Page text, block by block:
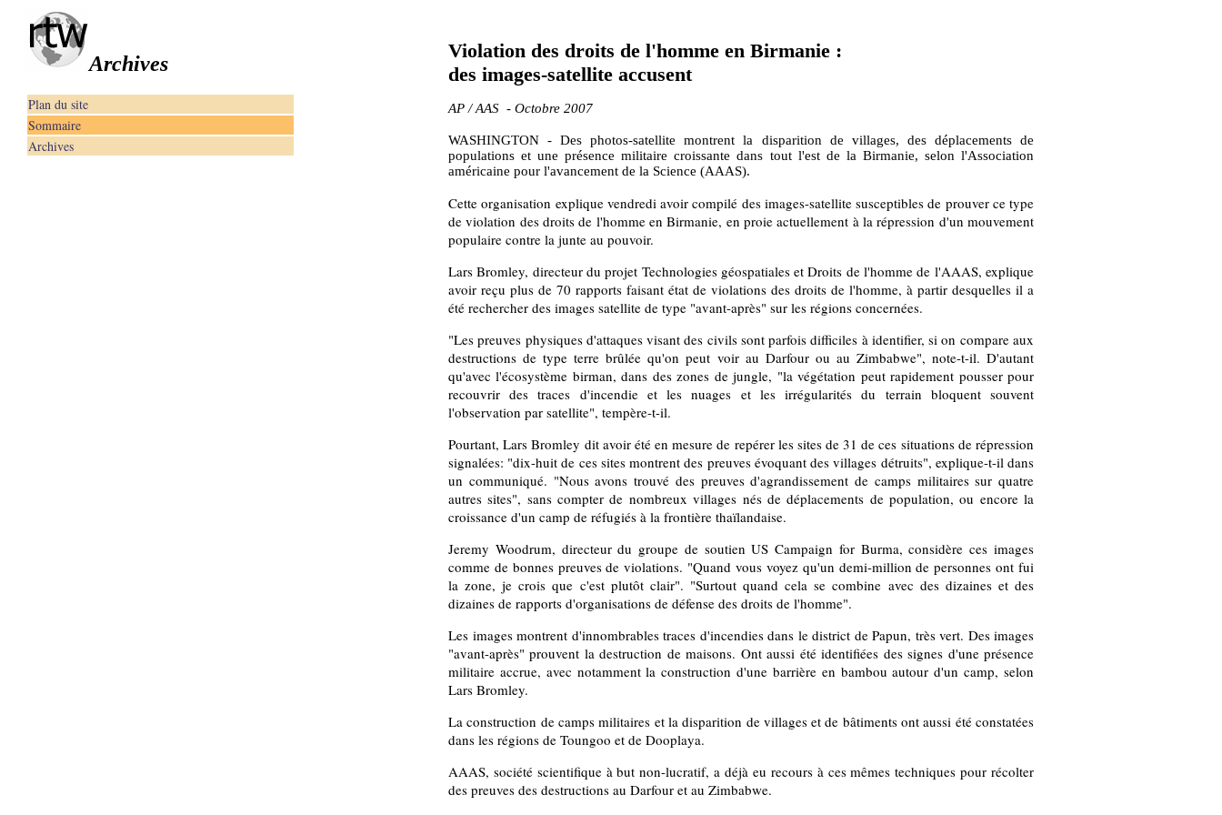
Archives
Plan du site
Sommaire
Archives
Violation des droits de l'homme en Birmanie :
des images-satellite accusent
AP / AAS - Octobre 2007
WASHINGTON - Des photos-satellite montrent la disparition de villages, des déplacements de
populations et une présence militaire croissante dans tout l'est de la Birmanie, selon l'Association
américaine pour l'avancement de la Science (AAAS).
Cette organisation explique vendredi avoir compilé des images-satellite susceptibles de prouver ce type
de violation des droits de l'homme en Birmanie, en proie actuellement à la répression d'un mouvement
populaire contre la junte au pouvoir.
Lars Bromley, directeur du projet Technologies géospatiales et Droits de l'homme de l'AAAS, explique
avoir reçu plus de 70 rapports faisant état de violations des droits de l'homme, à partir desquelles il a
été rechercher des images satellite de type "avant-après" sur les régions concernées.
"Les preuves physiques d'attaques visant des civils sont parfois difficiles à identifier, si on compare aux
destructions de type terre brûlée qu'on peut voir au Darfour ou au Zimbabwe", note-t-il. D'autant
qu'avec l'écosystème birman, dans des zones de jungle, "la végétation peut rapidement pousser pour
recouvrir des traces d'incendie et les nuages et les irrégularités du terrain bloquent souvent
l'observation par satellite", tempère-t-il.
Pourtant, Lars Bromley dit avoir été en mesure de repérer les sites de 31 de ces situations de répression
signalées: "dix-huit de ces sites montrent des preuves évoquant des villages détruits", explique-t-il dans
un communiqué. "Nous avons trouvé des preuves d'agrandissement de camps militaires sur quatre
autres sites", sans compter de nombreux villages nés de déplacements de population, ou encore la
croissance d'un camp de réfugiés à la frontière thaïlandaise.
Jeremy Woodrum, directeur du groupe de soutien US Campaign for Burma, considère ces images
comme de bonnes preuves de violations. "Quand vous voyez qu'un demi-million de personnes ont fui
la zone, je crois que c'est plutôt clair". "Surtout quand cela se combine avec des dizaines et des
dizaines de rapports d'organisations de défense des droits de l'homme".
Les images montrent d'innombrables traces d'incendies dans le district de Papun, très vert. Des images
"avant-après" prouvent la destruction de maisons. Ont aussi été identifiées des signes d'une présence
militaire accrue, avec notamment la construction d'une barrière en bambou autour d'un camp, selon
Lars Bromley.
La construction de camps militaires et la disparition de villages et de bâtiments ont aussi été constatées
dans les régions de Toungoo et de Dooplaya.
AAAS, société scientifique à but non-lucratif, a déjà eu recours à ces mêmes techniques pour récolter
des preuves des destructions au Darfour et au Zimbabwe.